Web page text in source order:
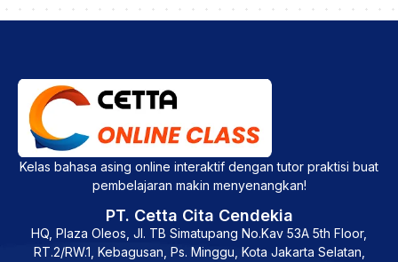
Kelas bahasa asing online interaktif dengan tutor praktisi buat
pembelajaran makin menyenangkan!
PT. Cetta Cita Cendekia
HQ, Plaza Oleos, Jl. TB Simatupang No.Kav 53A 5th Floor,
RT.2/RW.1, Kebagusan, Ps. Minggu, Kota Jakarta Selatan,